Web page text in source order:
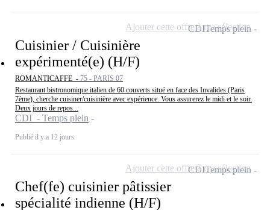
Cuisinier / Cuisinière
expérimenté(e) (H/F)
ROMANTICAFFE - 75 - PARIS 07
Restaurant bistronomique italien de 60 couverts situé en face des Invalides (Paris
7ème), cherche cuisiner/cuisinière avec expérience. Vous assurerez le midi et le soir.
Deux jours de repos...
CDI - Temps plein
Publié il y a 12 jours
CDITemps plein
Ajouter cette offre à ma sélection
Chef(fe) cuisinier pâtissier
spécialité indienne (H/F)
CDITemps plein
Ajouter cette offre à ma sélection